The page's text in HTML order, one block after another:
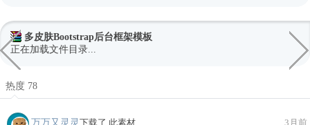
多皮肤Bootstrap后台框架模板
正在加载文件目录...
热度 78
万万又灵灵 下载了 此素材 3月前